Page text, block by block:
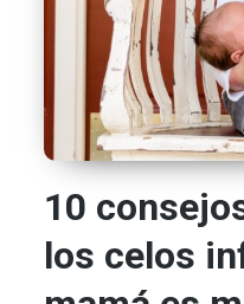
10
los celos